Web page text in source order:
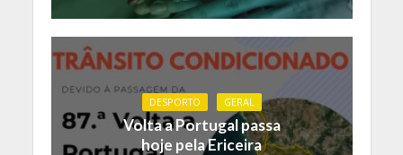
DESPORTO GERAL
Volta a Portugal passa
hoje pela Ericeira